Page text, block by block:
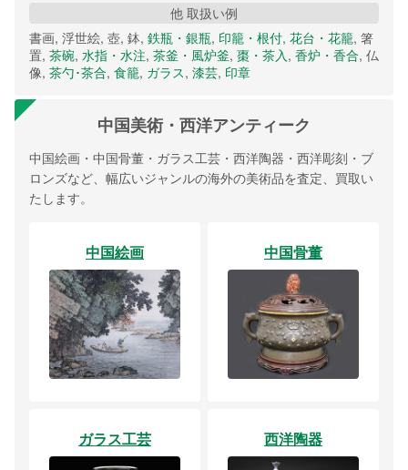
他 取扱い例
書画, 浮世絵, 壺, 鉢, 鉄瓶・銀瓶, 印籠・根付, 花台・花籠, 箸
置, 茶碗, 水指・水注, 茶釜・風炉釜, 棗・茶入, 香炉・香合, 仏
像, 茶勺･茶合, 食籠, ガラス, 漆芸, 印章
中国美術・西洋アンティーク
中国絵画・中国骨董・ガラス工芸・西洋陶器・西洋彫刻・ブ
ロンズなど、幅広いジャンルの海外の美術品を査定、買取い
たします。
中国絵画 中国骨董
ガラス工芸 西洋陶器